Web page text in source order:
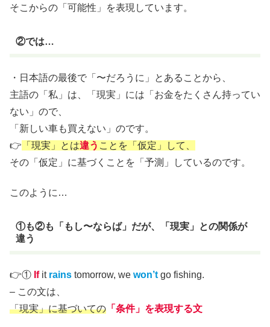
そこからの「可能性」を表現しています。
②では…
・日本語の最後で「〜だろうに」とあることから、
主語の「私」は、「現実」には「お金をたくさん持ってい
ない」ので、
「新しい車も買えない」のです。
👉 「現実」とは違う ことを「仮定」して、
その「仮定」に基づくことを「予測」しているのです。
このように…
①も②も「もし〜ならば」だが、「現実」との関係が
違う
👉① Ifit rains tomorrow, we won’t go fishing.
– この文は、
「現実」に基づいての 「条件」を表現する文